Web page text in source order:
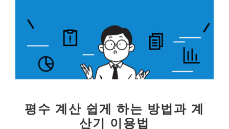
평수 계산 쉽게 하는 방법과 계
산기 이용법